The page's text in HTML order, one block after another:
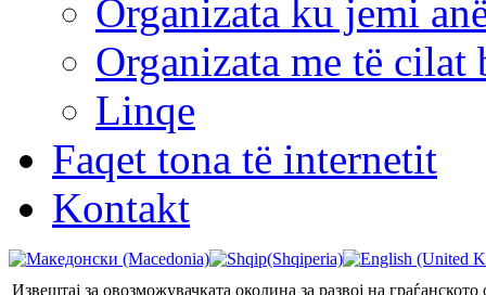
Organizata ku jemi
Organizata me të cilat
Linqe
Faqet tona të internetit
Kontakt
Извештај за овозможувачката околина за развој на